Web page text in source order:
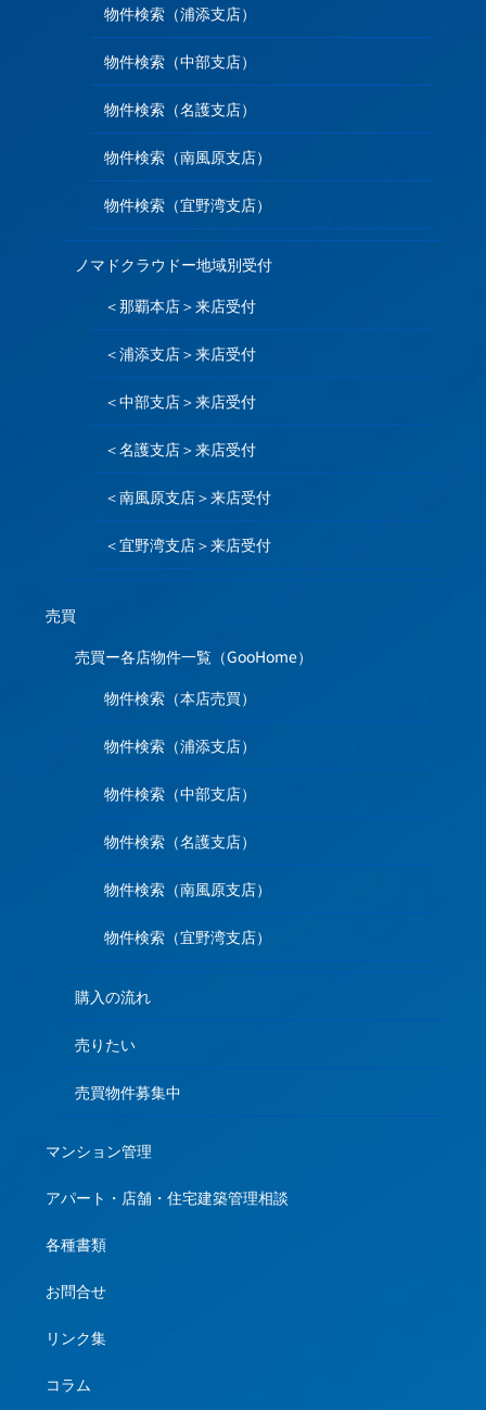
物件検索（浦添支店）
物件検索（中部支店）
物件検索（名護支店）
物件検索（南風原支店）
物件検索（宜野湾支店）
ノマドクラウドー地域別受付
＜那覇本店＞来店受付
＜浦添支店＞来店受付
＜中部支店＞来店受付
＜名護支店＞来店受付
＜南風原支店＞来店受付
＜宜野湾支店＞来店受付
売買
売買ー各店物件一覧（GooHome）
物件検索（本店売買）
物件検索（浦添支店）
物件検索（中部支店）
物件検索（名護支店）
物件検索（南風原支店）
物件検索（宜野湾支店）
購入の流れ
売りたい
売買物件募集中
マンション管理
アパート・店舗・住宅建築管理相談
各種書類
お問合せ
リンク集
コラム